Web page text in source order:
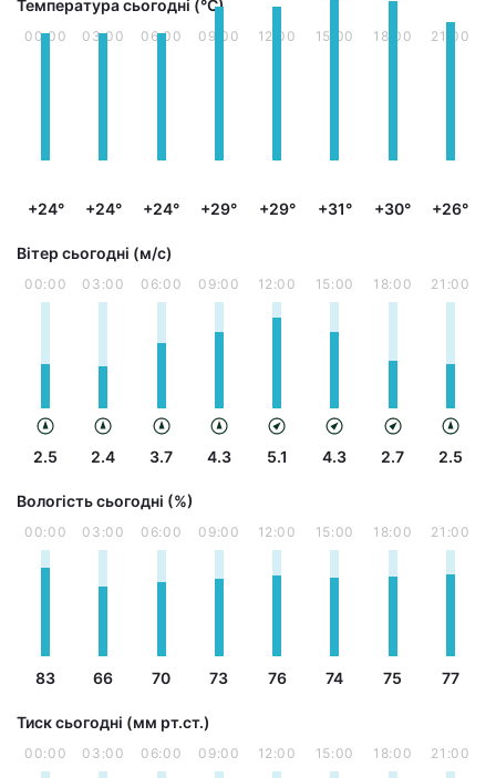
Температура сьогодні (°С)
00:00
+24°
03:00
+24°
06:00
+24°
09:00
+29°
12:00
+29°
15:00
+31°
18:00
+30°
21:00
+26°
Вітер сьогодні (м/с)
00:00
2.5
03:00
2.4
06:00
3.7
09:00
4.3
12:00
5.1
15:00
4.3
18:00
2.7
21:00
2.5
Вологість сьогодні (%)
00:00
83
03:00
66
06:00
70
09:00
73
12:00
76
15:00
74
18:00
75
21:00
77
Тиск сьогодні (мм рт.ст.)
00:00 03:00 06:00 09:00 12:00 15:00 18:00 21:00